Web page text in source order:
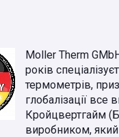
Moller Therm
років
термометрів,
глобалізації
Кройцвертгайм
виробником,